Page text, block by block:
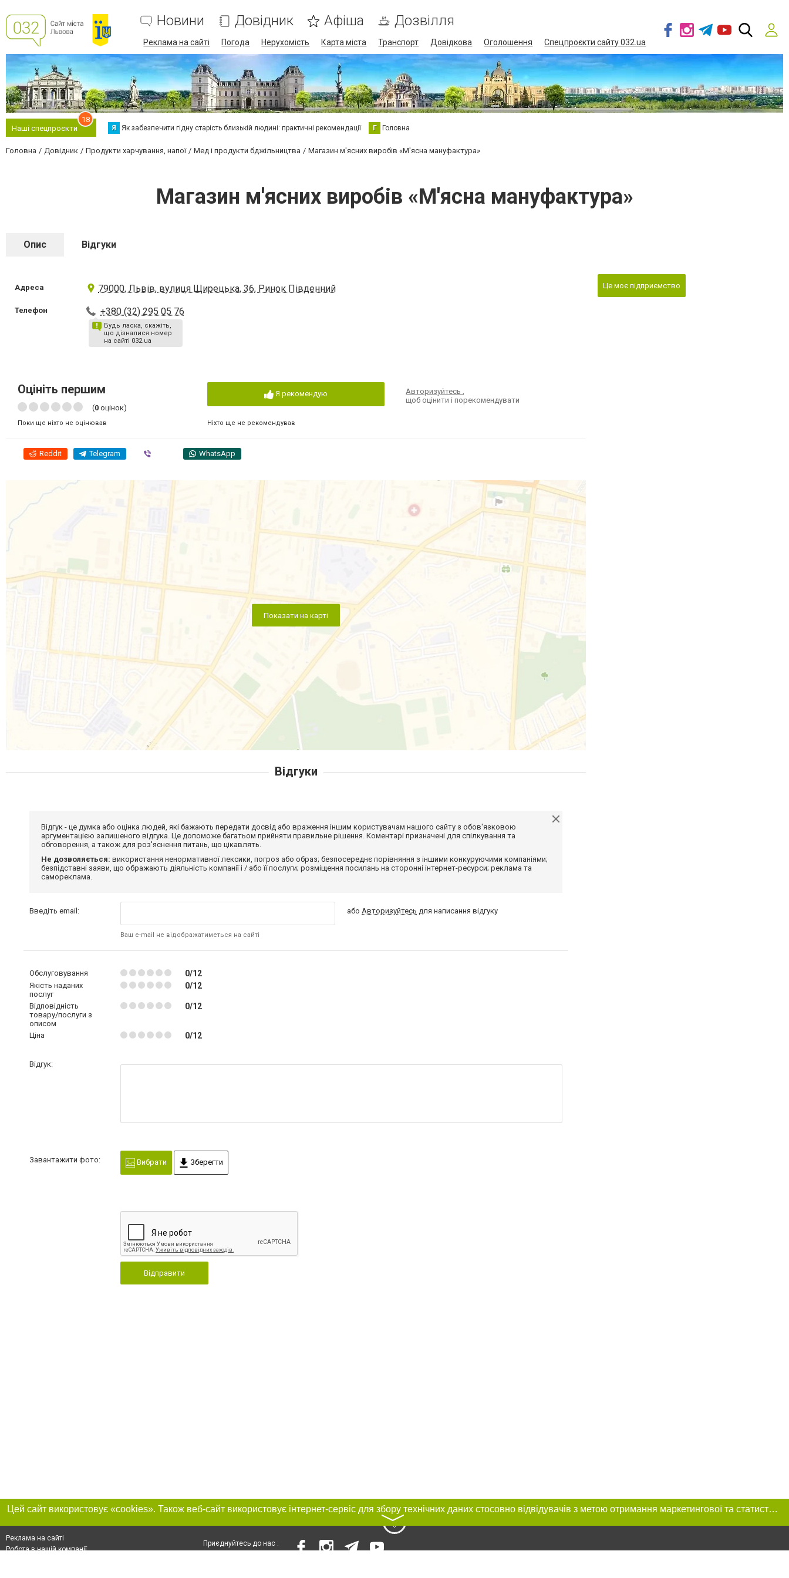
Новини Довідник Афіша Дозвілля
Реклама на сайті Погода Нерухомість Карта міста Транспорт Довідкова Оголошення Спецпроєкти сайту 032.ua
Наші спецпроєкти
18
Я Як забезпечити гідну старість близькій людині: практичні рекомендації Г Головна
Головна Довідник Продукти харчування, напої Мед і продукти бджільництва Магазин м'ясних виробів «М'ясна мануфактура»
Магазин м'ясних виробів «М'ясна мануфактура»
Опис Відгуки
Адреса 79000, Львів, вулиця Щирецька, 36, Ринок Південний
Телефон +380 (32) 295 05 76
Будь ласка, скажіть,
що дізналися номер
на сайті 032.ua
Оцініть першим
(0 оцінок)
Поки ще ніхто не оцінював
Я рекомендую
Ніхто ще не рекомендував
Авторизуйтесь,
щоб оцінити і порекомендувати
Reddit Telegram WhatsApp
Показати на карті
Це моє підприємство
Відгуки
Відгук - це думка або оцінка людей, які бажають передати досвід або враження іншим користувачам нашого сайту з обов'язковою
аргументацією залишеного відгука. Це допоможе багатьом прийняти правильне рішення. Коментарі призначені для спілкування та
обговорення, а також для роз'яснення питань, що цікавлять.
Не дозволяється: використання ненормативної лексики, погроз або образ; безпосереднє порівняння з іншими конкуруючими компаніями;
безпідставні заяви, що ображають діяльність компанії і / або її послуги; розміщення посилань на сторонні інтернет-ресурси; реклама та
самореклама.
Введіть email:
Ваш e-mail не відображатиметься на сайті
абоАвторизуйтесь для написання відгуку
Обслуговування 0/12
Якість наданих
послуг
0/12
Відповідність
товару/послуги з
описом
0/12
Ціна 0/12
Відгук:
Завантажити фото: Вибрати Зберегти
Відправити
Цей сайт використовує «cookies». Також веб-сайт використовує інтернет-сервіс для збору технічних даних стосовно відвідувачів з метою отримання маркетингової та статистичної інформації. Умови обробки даних відвідувачів сайту див.
〉
Реклама на сайті
Робота в нашій компанії
Приєднуйтесь до нас :